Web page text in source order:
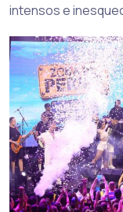
intensos e